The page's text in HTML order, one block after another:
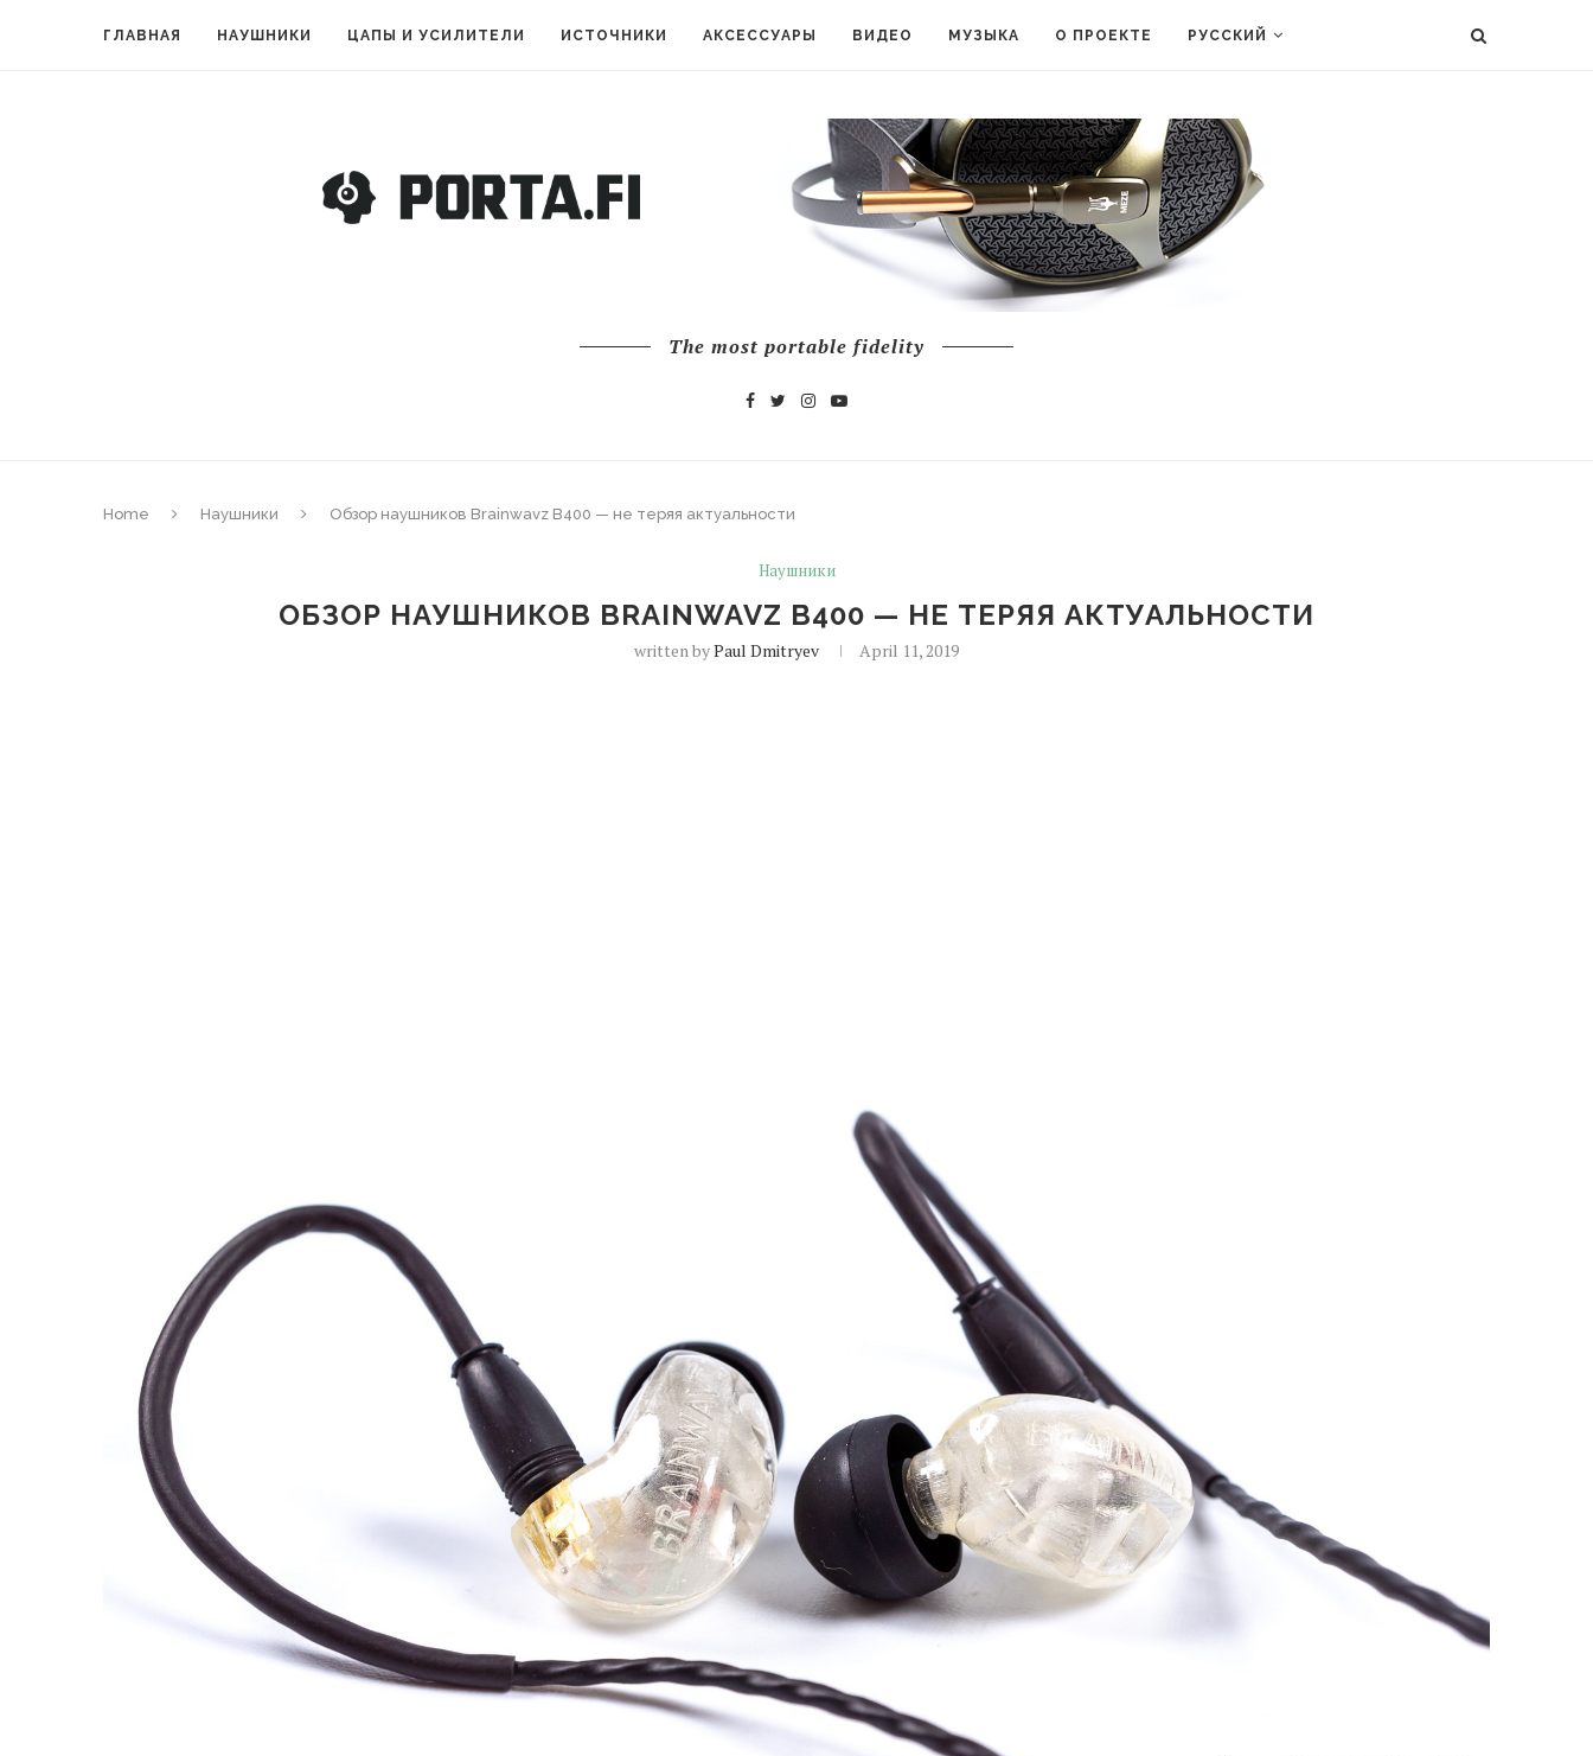
ГЛАВНАЯ НАУШНИКИ ЦАПЫ И УСИЛИТЕЛИ ИСТОЧНИКИ АКСЕССУАРЫ ВИДЕО МУЗЫКА О ПРОЕКТЕ РУССКИЙ
The most portable fidelity
Home Наушники Обзор наушников Brainwavz B400 — не теряя актуальности
Наушники
ОБЗОР НАУШНИКОВ BRAINWAVZ B400 — НЕ ТЕРЯЯ АКТУАЛЬНОСТИ
written byPaul Dmitryev April 11, 2019